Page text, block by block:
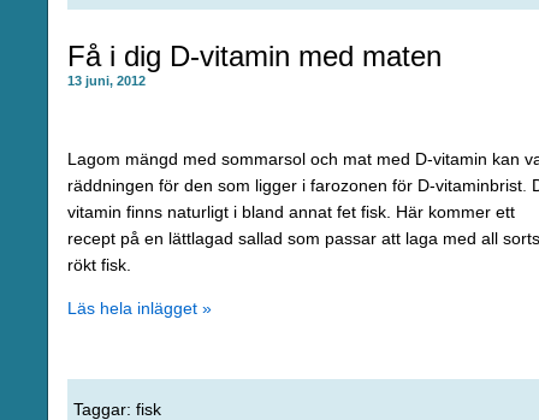
Få i dig D-vitamin med maten
13 juni, 2012
Lagom mängd med sommarsol och mat med D-vitamin kan
räddningen för den som ligger i farozonen för D-vitaminbrist
vitamin finns naturligt i bland annat fet fisk. Här kommer ett
recept på en lättlagad sallad som passar att laga med all sorts
rökt fisk.
Läs hela inlägget »
Taggar: fisk